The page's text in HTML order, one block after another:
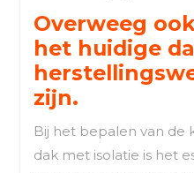
Overweeg
het huidige
zijn.
Bij het bepalen van de
dak met isolatie is het